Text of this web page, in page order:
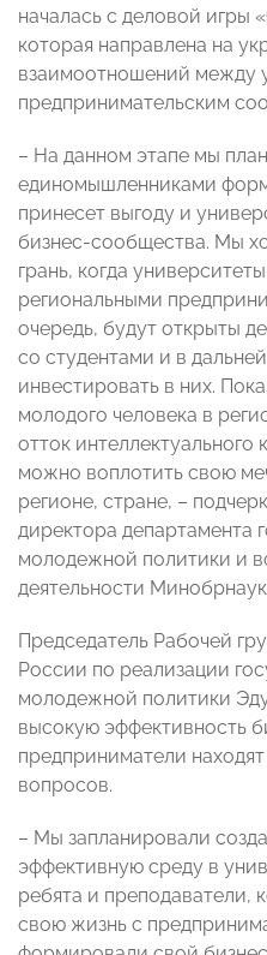
началась с деловой
которая направлена на
взаимоотношений между
предпринимательским
– На данном этапе мы
единомышленниками
принесет выгоду и
бизнес-сообщества. Мы
грань, когда
региональными
очередь, будут открыты
со студентами и в
инвестировать в них.
молодого человека в
отток интеллектуального
можно воплотить свою
регионе, стране, –
директора департамента
молодежной политики и
деятельности
Председатель Рабочей
России по реализации
молодежной политики
высокую эффективность
предприниматели
вопросов.
– Мы запланировали
эффективную среду в
ребята и преподаватели,
свою жизнь с